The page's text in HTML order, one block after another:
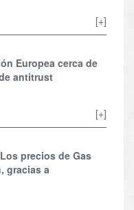
[+]
Europea cerca de
antitrust
[+]
precios de Gas
gracias a